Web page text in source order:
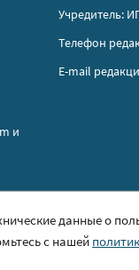
и
Учредитель:
Телефон
E-mail
данные о
с нашей